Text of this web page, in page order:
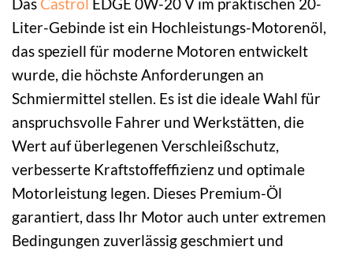
Liter-Gebinde ist ein Hochleistungs-Motorenöl,
das speziell für moderne Motoren entwickelt
wurde, die höchste Anforderungen an
Schmiermittel stellen. Es ist die ideale Wahl für
anspruchsvolle Fahrer und Werkstätten, die
Wert auf überlegenen Verschleißschutz,
verbesserte Kraftstoffeffizienz und optimale
Motorleistung legen. Dieses Premium-Öl
garantiert, dass Ihr Motor auch unter extremen
Bedingungen zuverlässig geschmiert und